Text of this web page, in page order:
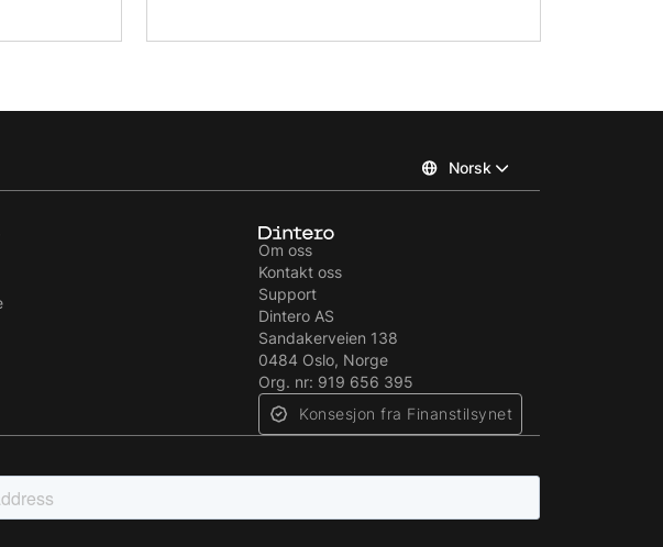
Norsk
Om oss
Kontakt oss
Support
Dintero AS
Sandakerveien 138
0484 Oslo, Norge
Org. nr: 919 656 395
Konsesjon fra Finanstilsynet